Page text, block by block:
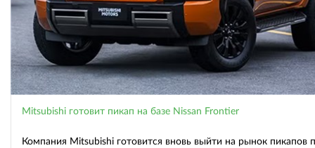
Mitsubishi готовит пикап на базе Nissan Frontier
Компания Mitsubishi готовится вновь выйти на рынок пикапов